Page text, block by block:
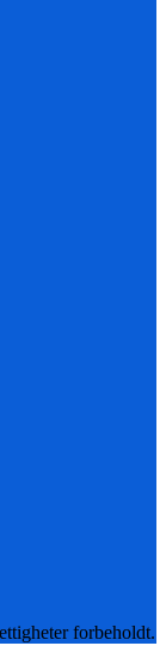
forbeholdt.